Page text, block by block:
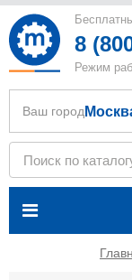
8
Режим
Ваш город